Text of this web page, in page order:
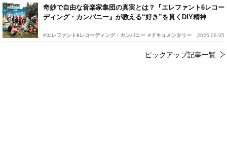
奇妙で自由な音楽家集団の真実とは？『エレファント6レコー
ディング・カンパニー』が教える“好き”を貫くDIY精神
#エレファント6レコーディング・カンパニー #ドキュメンタリー 2026.08.05
ピックアップ記事一覧